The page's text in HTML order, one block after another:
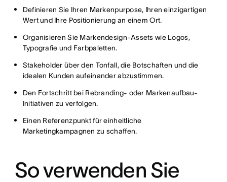
Definieren Sie Ihren Markenpurpose, Ihren einzigartigen
Wert und Ihre Positionierung an einem Ort.
Organisieren Sie Markendesign-Assets wie Logos,
Typografie und Farbpaletten.
Stakeholder über den Tonfall, die Botschaften und die
idealen Kunden aufeinander abzustimmen.
Den Fortschritt bei Rebranding- oder Markenaufbau-
Initiativen zu verfolgen.
Einen Referenzpunkt für einheitliche
Marketingkampagnen zu schaffen.
So verwenden Sie